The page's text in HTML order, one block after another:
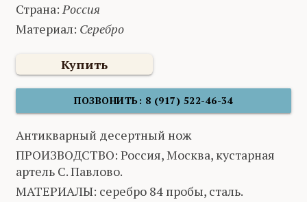
Страна:Россия
Материал: Серебро
Купить
ПОЗВОНИТЬ: 8 (917) 522-46-34
Антикварный десертный нож
ПРОИЗВОДСТВО: Россия, Москва, кустарная
артель С. Павлово.
МАТЕРИАЛЫ: серебро 84 пробы, сталь.